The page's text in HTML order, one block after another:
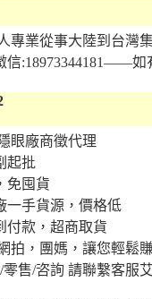
專業從事大陸到台灣
信:18973344181——如
眼廠商徵代理
起批
免囤貨
一手貨源，價格低
付款，超商取貨
拍，團媽，讓您輕鬆
售/咨詢 請聯繫客服